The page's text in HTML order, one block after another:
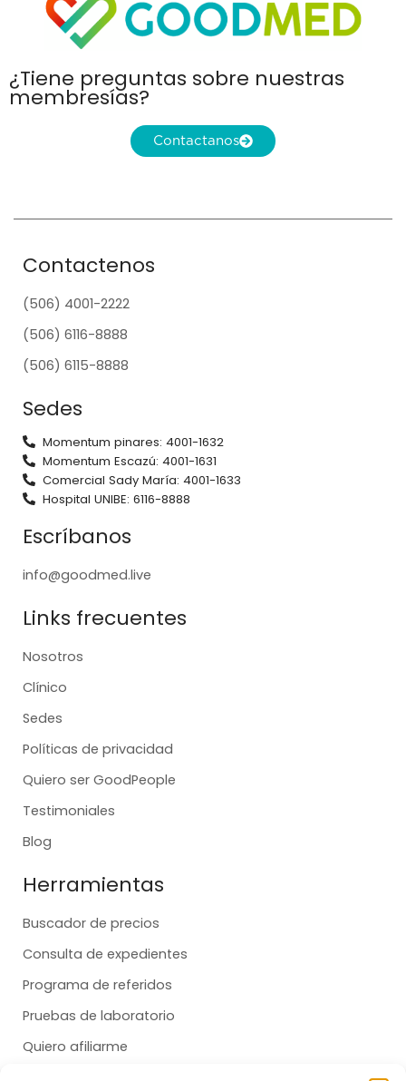
¿Tiene preguntas sobre nuestras
membresías?
Contactanos
Contactenos
(506) 4001-2222
(506) 6116-8888
(506) 6115-8888
Sedes
Momentum pinares: 4001-1632
Momentum Escazú: 4001-1631
Comercial Sady María: 4001-1633
Hospital UNIBE: 6116-8888
Escríbanos
info@goodmed.live
Links frecuentes
Nosotros
Clínico
Sedes
Políticas de privacidad
Quiero ser GoodPeople
Testimoniales
Blog
Herramientas
Buscador de precios
Consulta de expedientes
Programa de referidos
Pruebas de laboratorio
Quiero afiliarme